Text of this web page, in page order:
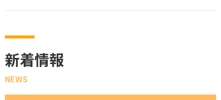
新着情報
NEWS